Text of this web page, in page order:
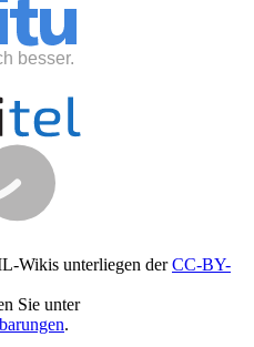
Wikis unterliegen derCC-BY-
Sie unter
.